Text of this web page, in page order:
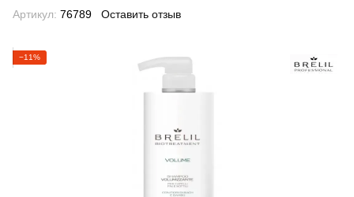
Артикул: 76789 Оставить отзыв
−11%